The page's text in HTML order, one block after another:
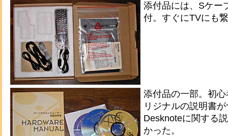
添付品には、Sケー
付。すぐにTVにも
添付品の一部。初
リジナルの説明書
Desknoteに関する
かった。